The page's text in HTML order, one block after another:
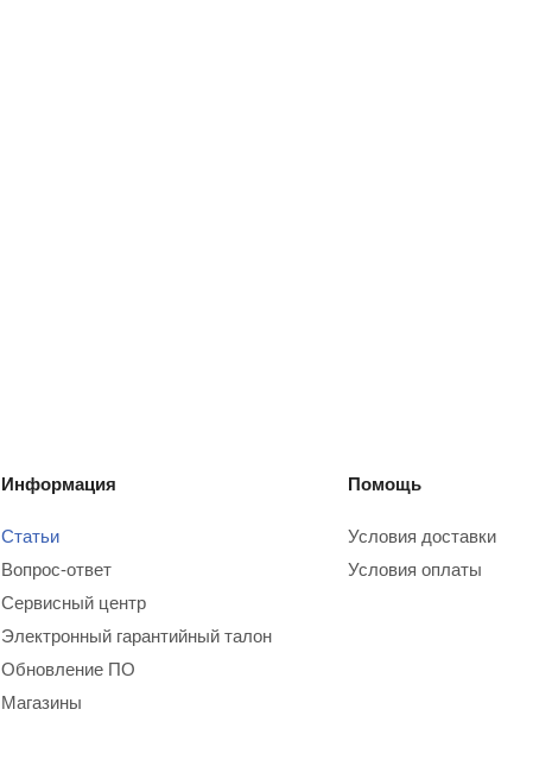
Информация
Статьи
Вопрос-ответ
Сервисный центр
Электронный гарантийный талон
Обновление ПО
Магазины
Помощь
Условия доставки
Условия оплаты